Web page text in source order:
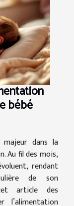
bébé
dans la
Au fil des mois,
rendant
de son
article des
l’alimentation